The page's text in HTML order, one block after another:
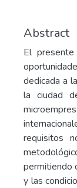
Abstract
El
dedicada a
la ciudad
requisitos
permitiendo
y las